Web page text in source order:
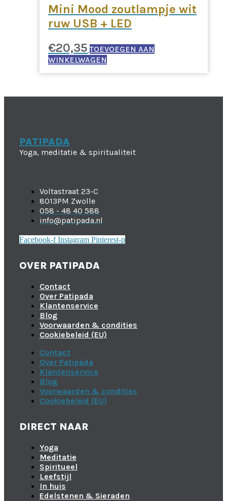
Mini Mood zoutlampje wit
ruw USB + LED
€20,35 TOEVOEGEN AAN
WINKELWAGEN
PATIPADA
Yoga, meditatie & spiritualiteit
Voltastraat 23-C
8013PM Zwolle
058 - 48 40 588
info@patipada.nl
Facebook-f Instagram Pinterest-p
OVER PATIPADA
Contact
Over Patipada
Klantenservice
Blog
Voorwaarden & condities
Cookiebeleid (EU)
Contact
Over Patipada
Klantenservice
Blog
Voorwaarden & condities
Cookiebeleid (EU)
DIRECT NAAR
Yoga
Meditatie
Spiritueel
Leefstijl
In huis
Edelstenen & Sieraden